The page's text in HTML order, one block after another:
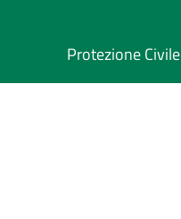
Protezione Civile